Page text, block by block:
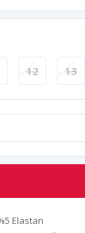
12 13
Elastan